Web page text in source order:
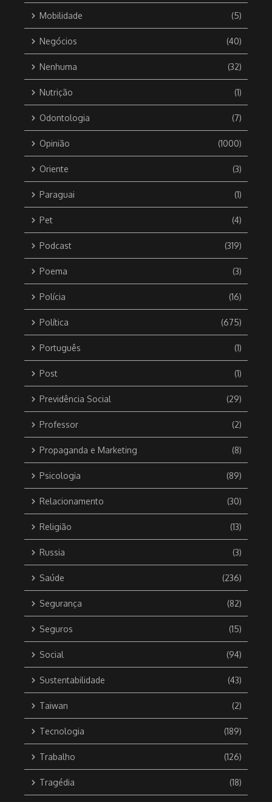
Mobilidade (5)
Negócios (40)
Nenhuma (32)
Nutrição (1)
Odontologia (7)
Opinião (1000)
Oriente (3)
Paraguai (1)
Pet (4)
Podcast (319)
Poema (3)
Polícia (16)
Política (675)
Português (1)
Post (1)
Previdência Social (29)
Professor (2)
Propaganda e Marketing (8)
Psicologia (89)
Relacionamento (30)
Religião (13)
Russia (3)
Saúde (236)
Segurança (82)
Seguros (15)
Social (94)
Sustentabilidade (43)
Taiwan (2)
Tecnologia (189)
Trabalho (126)
Tragédia (18)